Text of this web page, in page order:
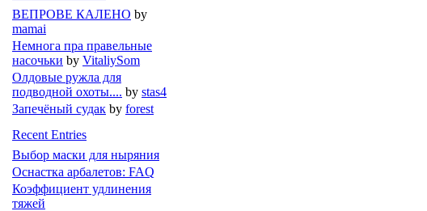
ВЕПРОВЕ КАЛЕНО by
mamai
Немнога пра правельные
насочьки by VitaliySom
Олдовые ружла для
подводной охоты.... by stas4
Запечёный судак by forest
Recent Entries
Выбор маски для ныряния
Оснастка арбалетов: FAQ
Коэффициент удлинения
тяжей